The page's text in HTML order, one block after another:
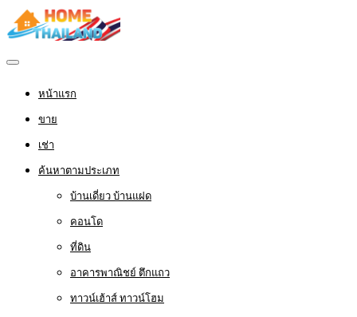
หน้าแรก
ขาย
เช่า
ค้นหาตามประเภท
บ้านเดี่ยว บ้านแฝด
คอนโด
ที่ดิน
อาคารพาณิชย์ ตึกแถว
ทาวน์เฮ้าส์ ทาวน์โฮม